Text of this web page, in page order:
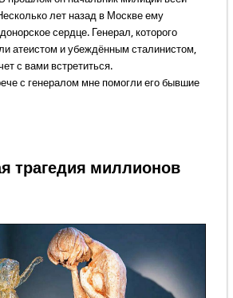
лет назад в Москве ему
сердце. Генерал, которого
атеистом и убеждённым сталинистом,
с вами встретиться.
с генералом мне помогли его бывшие
сердце генерала
трагедия миллионов